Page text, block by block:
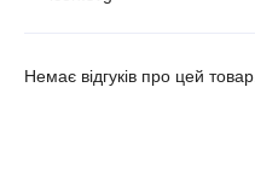
Немає відгуків про цей товар.